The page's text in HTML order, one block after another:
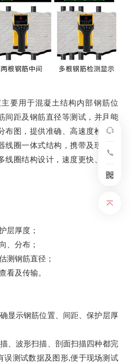
要用于混凝土结构内部钢筋位
间距及钢筋直径等测试，并且能
布图，提供准确、高速度检测数
线圈一体式结构，携带及现场操
线圈结构设计，速度更快、精度
层厚度；
、分布；
测钢筋直径；
看及传输。
显示钢筋位置、间距、保护层厚
、波形扫描、剖面扫描四种都完
误测试数据及图形,便于现场测试